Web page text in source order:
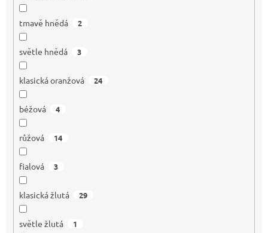
tmavě hnědá 2
světle hnědá 3
klasická oranžová 24
béžová 4
růžová 14
fialová 3
klasická žlutá 29
světle žlutá 1